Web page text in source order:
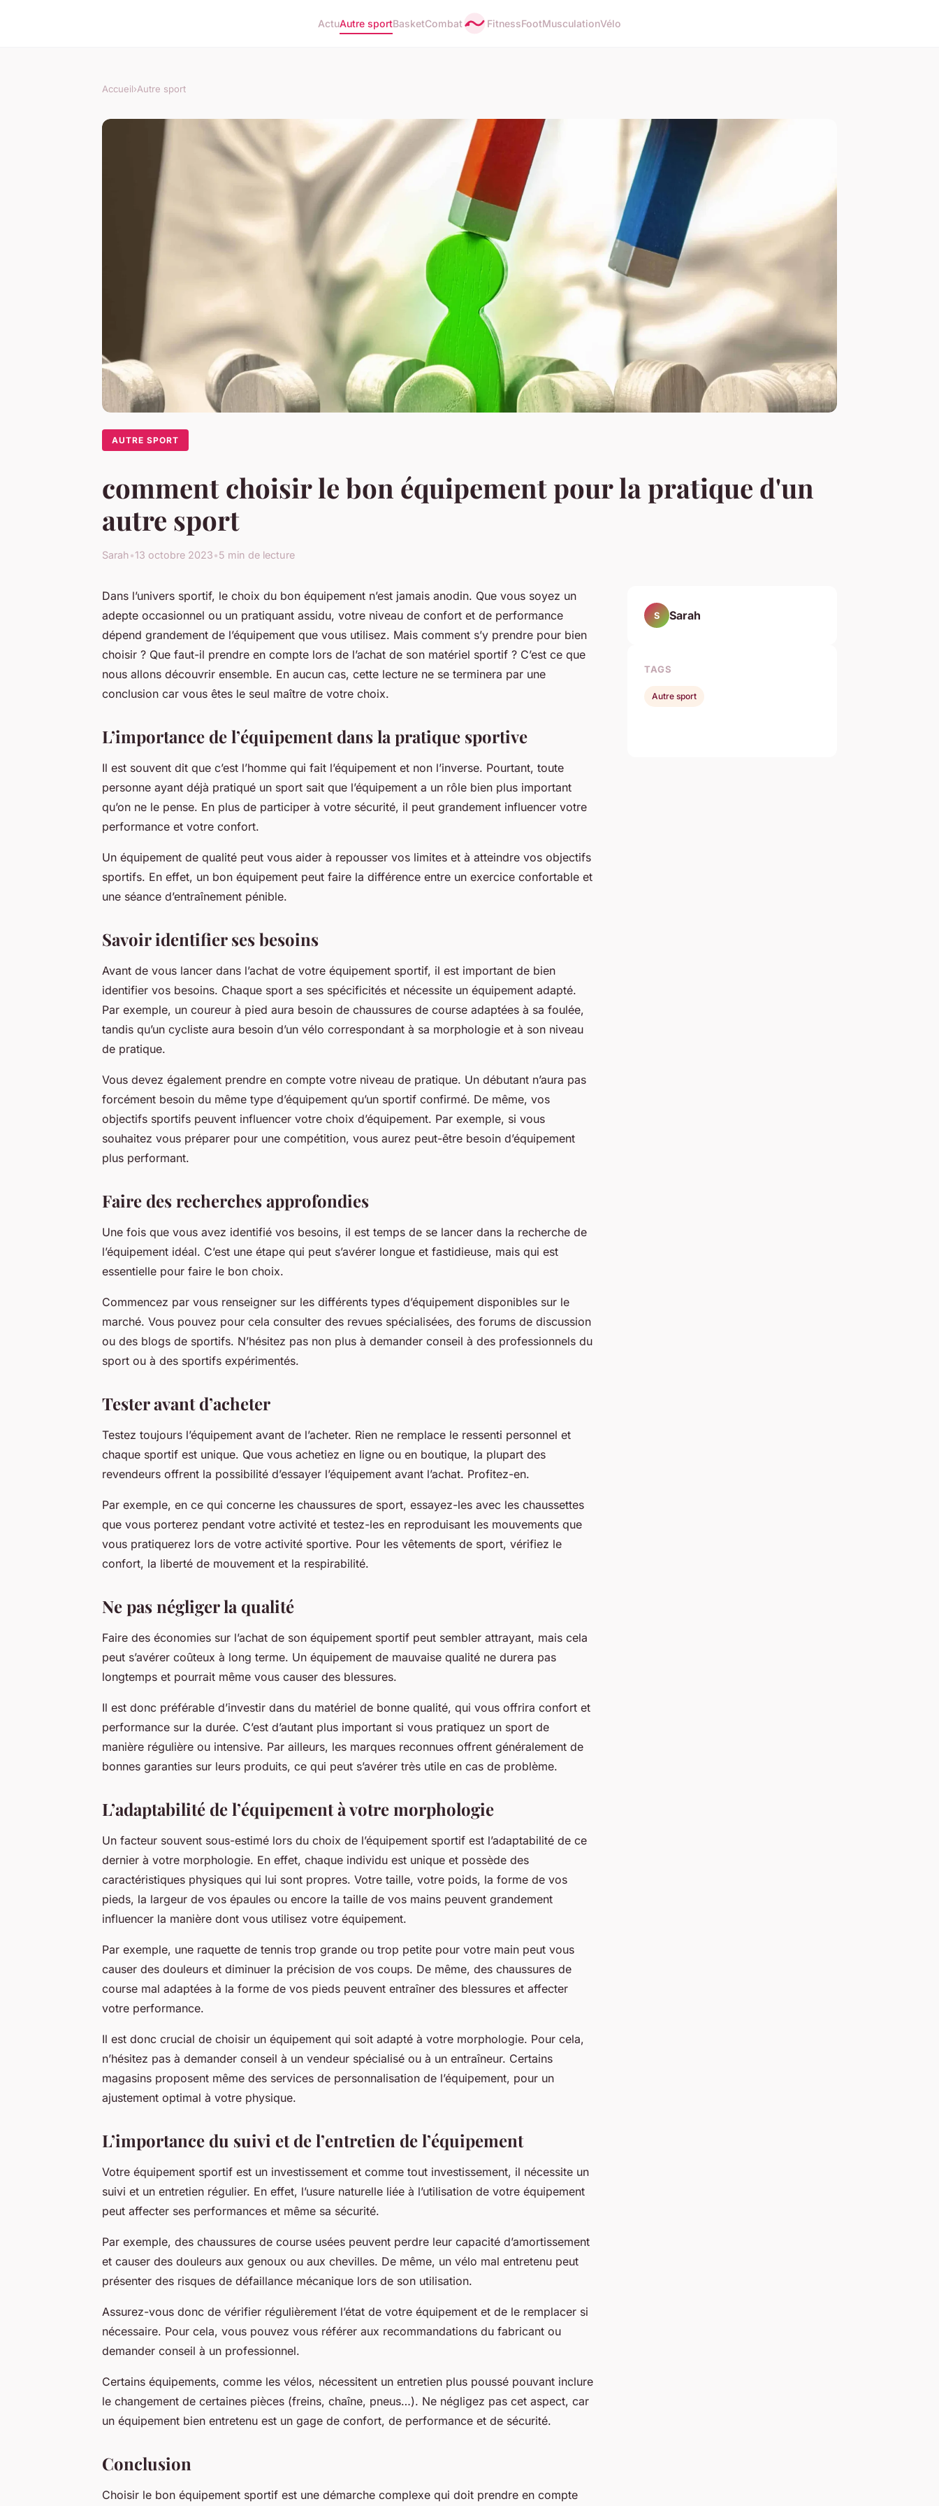
ActuAutre sportBasketCombat FitnessFootMusculationVélo
Accueil›Autre sport
AUTRE SPORT
comment choisir le bon équipement pour la pratique d'un
autre sport
Sarah•13 octobre 2023•5 min de lecture
Dans l’univers sportif, le choix du bon équipement n’est jamais anodin. Que vous soyez un
adepte occasionnel ou un pratiquant assidu, votre niveau de confort et de performance
dépend grandement de l’équipement que vous utilisez. Mais comment s’y prendre pour bien
choisir ? Que faut-il prendre en compte lors de l’achat de son matériel sportif ? C’est ce que
nous allons découvrir ensemble. En aucun cas, cette lecture ne se terminera par une
conclusion car vous êtes le seul maître de votre choix.
L’importance de l’équipement dans la pratique sportive
Il est souvent dit que c’est l’homme qui fait l’équipement et non l’inverse. Pourtant, toute
personne ayant déjà pratiqué un sport sait que l’équipement a un rôle bien plus important
qu’on ne le pense. En plus de participer à votre sécurité, il peut grandement influencer votre
performance et votre confort.
Un équipement de qualité peut vous aider à repousser vos limites et à atteindre vos objectifs
sportifs. En effet, un bon équipement peut faire la différence entre un exercice confortable et
une séance d’entraînement pénible.
Savoir identifier ses besoins
Avant de vous lancer dans l’achat de votre équipement sportif, il est important de bien
identifier vos besoins. Chaque sport a ses spécificités et nécessite un équipement adapté.
Par exemple, un coureur à pied aura besoin de chaussures de course adaptées à sa foulée,
tandis qu’un cycliste aura besoin d’un vélo correspondant à sa morphologie et à son niveau
de pratique.
Vous devez également prendre en compte votre niveau de pratique. Un débutant n’aura pas
forcément besoin du même type d’équipement qu’un sportif confirmé. De même, vos
objectifs sportifs peuvent influencer votre choix d’équipement. Par exemple, si vous
souhaitez vous préparer pour une compétition, vous aurez peut-être besoin d’équipement
plus performant.
Faire des recherches approfondies
Une fois que vous avez identifié vos besoins, il est temps de se lancer dans la recherche de
l’équipement idéal. C’est une étape qui peut s’avérer longue et fastidieuse, mais qui est
essentielle pour faire le bon choix.
Commencez par vous renseigner sur les différents types d’équipement disponibles sur le
marché. Vous pouvez pour cela consulter des revues spécialisées, des forums de discussion
ou des blogs de sportifs. N’hésitez pas non plus à demander conseil à des professionnels du
sport ou à des sportifs expérimentés.
Tester avant d’acheter
Testez toujours l’équipement avant de l’acheter. Rien ne remplace le ressenti personnel et
chaque sportif est unique. Que vous achetiez en ligne ou en boutique, la plupart des
revendeurs offrent la possibilité d’essayer l’équipement avant l’achat. Profitez-en.
Par exemple, en ce qui concerne les chaussures de sport, essayez-les avec les chaussettes
que vous porterez pendant votre activité et testez-les en reproduisant les mouvements que
vous pratiquerez lors de votre activité sportive. Pour les vêtements de sport, vérifiez le
confort, la liberté de mouvement et la respirabilité.
Ne pas négliger la qualité
Faire des économies sur l’achat de son équipement sportif peut sembler attrayant, mais cela
peut s’avérer coûteux à long terme. Un équipement de mauvaise qualité ne durera pas
longtemps et pourrait même vous causer des blessures.
Il est donc préférable d’investir dans du matériel de bonne qualité, qui vous offrira confort et
performance sur la durée. C’est d’autant plus important si vous pratiquez un sport de
manière régulière ou intensive. Par ailleurs, les marques reconnues offrent généralement de
bonnes garanties sur leurs produits, ce qui peut s’avérer très utile en cas de problème.
L’adaptabilité de l’équipement à votre morphologie
Un facteur souvent sous-estimé lors du choix de l’équipement sportif est l’adaptabilité de ce
dernier à votre morphologie. En effet, chaque individu est unique et possède des
caractéristiques physiques qui lui sont propres. Votre taille, votre poids, la forme de vos
pieds, la largeur de vos épaules ou encore la taille de vos mains peuvent grandement
influencer la manière dont vous utilisez votre équipement.
Par exemple, une raquette de tennis trop grande ou trop petite pour votre main peut vous
causer des douleurs et diminuer la précision de vos coups. De même, des chaussures de
course mal adaptées à la forme de vos pieds peuvent entraîner des blessures et affecter
votre performance.
Il est donc crucial de choisir un équipement qui soit adapté à votre morphologie. Pour cela,
n’hésitez pas à demander conseil à un vendeur spécialisé ou à un entraîneur. Certains
magasins proposent même des services de personnalisation de l’équipement, pour un
ajustement optimal à votre physique.
L’importance du suivi et de l’entretien de l’équipement
Votre équipement sportif est un investissement et comme tout investissement, il nécessite un
suivi et un entretien régulier. En effet, l’usure naturelle liée à l’utilisation de votre équipement
peut affecter ses performances et même sa sécurité.
Par exemple, des chaussures de course usées peuvent perdre leur capacité d’amortissement
et causer des douleurs aux genoux ou aux chevilles. De même, un vélo mal entretenu peut
présenter des risques de défaillance mécanique lors de son utilisation.
Assurez-vous donc de vérifier régulièrement l’état de votre équipement et de le remplacer si
nécessaire. Pour cela, vous pouvez vous référer aux recommandations du fabricant ou
demander conseil à un professionnel.
Certains équipements, comme les vélos, nécessitent un entretien plus poussé pouvant inclure
le changement de certaines pièces (freins, chaîne, pneus…). Ne négligez pas cet aspect, car
un équipement bien entretenu est un gage de confort, de performance et de sécurité.
Conclusion
Choisir le bon équipement sportif est une démarche complexe qui doit prendre en compte
S Sarah
TAGS
Autre sport